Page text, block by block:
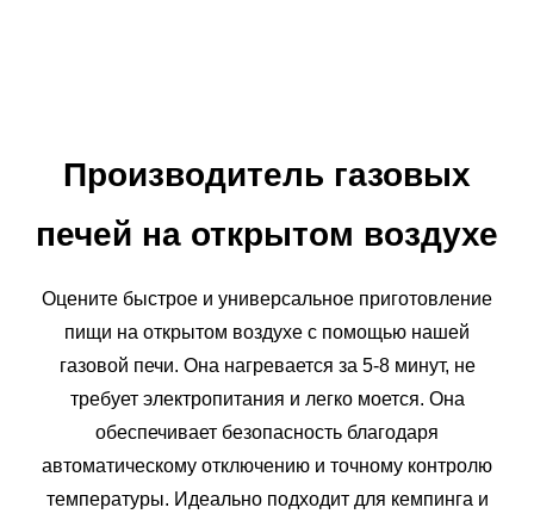
Производитель газовых
печей на открытом воздухе
Оцените быстрое и универсальное приготовление
пищи на открытом воздухе с помощью нашей
газовой печи. Она нагревается за 5-8 минут, не
требует электропитания и легко моется. Она
обеспечивает безопасность благодаря
автоматическому отключению и точному контролю
температуры. Идеально подходит для кемпинга и